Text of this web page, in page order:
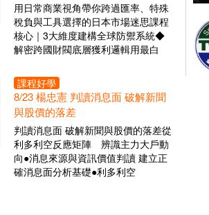
用日常商業視角帶你跨過匯率、特殊
稅負與工具選擇的日本市場迷思課程
核心｜3大維度建構全球防禦系統◆
解密跨國財閥底層獲利邏輯用最白
課程好學
8/23 楊忠憲 判讀消息面 破解新聞
與股價的落差
判讀消息面 破解新聞與股價的落差從
利多利空反應矩陣 辨識主力大戶動
向●消息來源與資訊價值判讀 建立正
確消息面分析基礎●利多利空